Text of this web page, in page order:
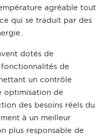
agréable tout
qui se traduit par des
dotés de
de
un contrôle
optimisation de
des besoins réels du
à un meilleur
plus responsable de